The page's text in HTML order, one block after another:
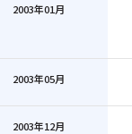
2003年01月
2003年05月
2003年12月